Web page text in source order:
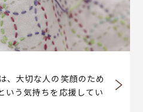
、大切な人の笑顔のため
いう気持ちを応援してい